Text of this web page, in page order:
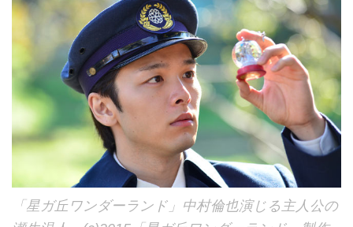
「星ガ丘ワンダーランド」中村倫也演じる主人公の